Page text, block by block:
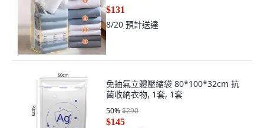
$131
8/20 預計送達
免抽氣立體壓縮袋 80*100*32cm 抗
菌收納衣物, 1套, 1套
50%$290
$145